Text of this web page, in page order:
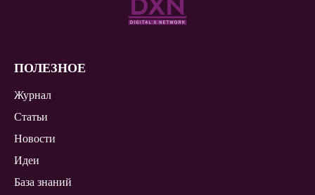
ПОЛЕЗНОЕ
Журнал
Статьи
Новости
Идеи
База знаний